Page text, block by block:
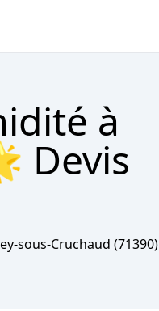
à
Devis
sous-Cruchaud (71390)